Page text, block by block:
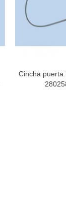
Vista
Cincha puerta